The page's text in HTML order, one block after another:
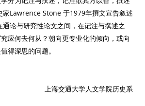
家Lawrence Stone 于1979年撰文宣告叙述
通论与研究性论文之间，在记注与撰述之
应何去何从？朝向更专业化的倾向，或向
得深思的问题。
上海交通大学人文学院历史系